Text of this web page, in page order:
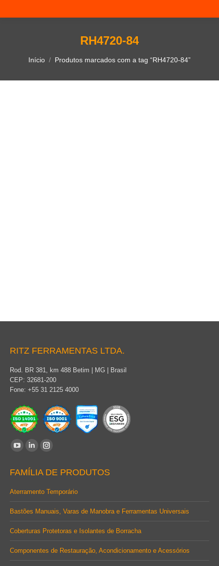
RH4720-84
Você está aqui:
Início Produtos marcados com a tag “RH4720-84”
RITZ FERRAMENTAS LTDA.
Rod. BR 381, km 488 Betim | MG | Brasil
CEP: 32681-200
Fone: +55 31 2125 4000
Encontre-nos em:
opens
in
window
Linkedin
opens
in
window
Instagram
opens
in
window
FAMÍLIA DE PRODUTOS
Aterramento Temporário
Bastões Manuais, Varas de Manobra e Ferramentas Universais
Coberturas Protetoras e Isolantes de Borracha
Componentes de Restauração, Acondicionamento e Acessórios